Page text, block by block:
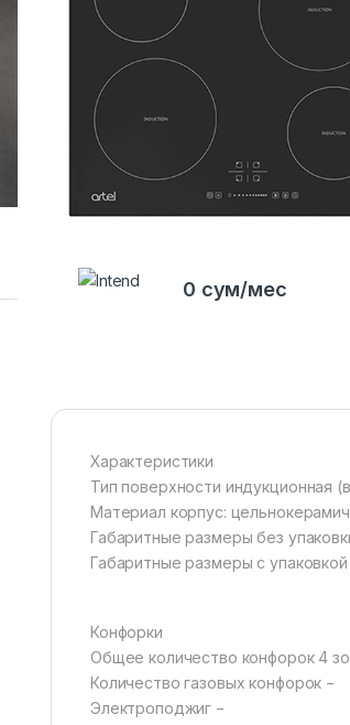
0 сум/мес
Характеристики
Тип поверхности индукционная
Материал корпус:
Габаритные размеры без
Габаритные размеры с
Конфорки
Общее количество конфорок 4
Количество газовых конфорок −
Электроподжиг −